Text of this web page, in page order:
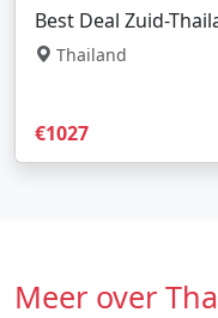
Best Deal Zuid-
Thailand
€1027
Meer over